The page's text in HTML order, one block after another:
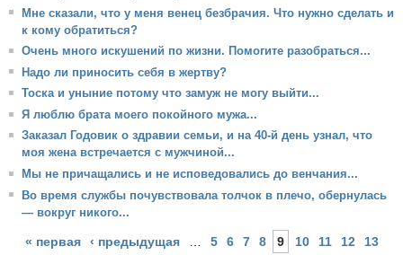
Мне сказали, что у меня венец безбрачия. Что нужно сделать и
к кому обратиться?
Очень много искушений по жизни. Помогите разобраться...
Надо ли приносить себя в жертву?
Тоска и уныние потому что замуж не могу выйти...
Я люблю брата моего покойного мужа...
Заказал Годовик о здравии семьи, и на 40-й день узнал, что
моя жена встречается с мужчиной...
Мы не причащались и не исповедовались до венчания...
Во время службы почувствовала толчок в плечо, обернулась
— вокруг никого...
Страницы
« первая ‹ предыдущая 5 6 7 8 9 10 11 12
13